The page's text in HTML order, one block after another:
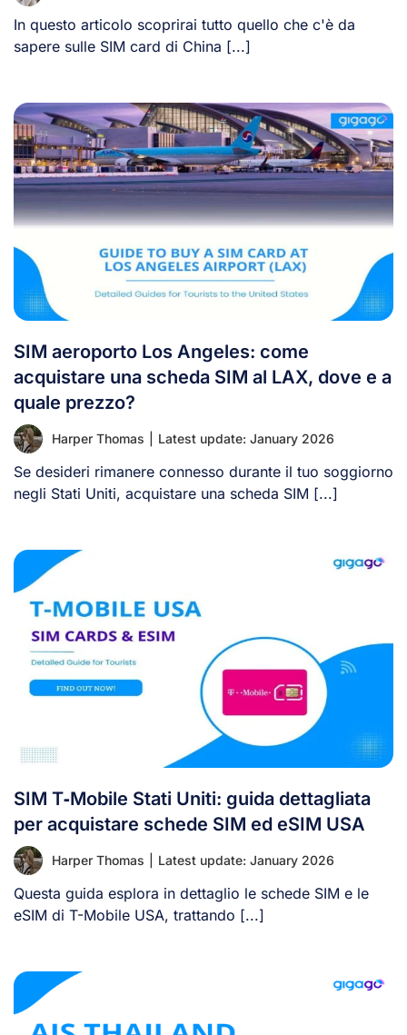
In questo articolo scoprirai tutto quello che c'è da
sapere sulle SIM card di China [...]
SIM aeroporto Los Angeles: come
acquistare una scheda SIM al LAX, dove e a
quale prezzo?
Harper Thomas Latest update: January 2026
Se desideri rimanere connesso durante il tuo soggiorno
negli Stati Uniti, acquistare una scheda SIM [...]
SIM T‑Mobile Stati Uniti: guida dettagliata
per acquistare schede SIM ed eSIM USA
Harper Thomas Latest update: January 2026
Questa guida esplora in dettaglio le schede SIM e le
eSIM di T-Mobile USA, trattando [...]